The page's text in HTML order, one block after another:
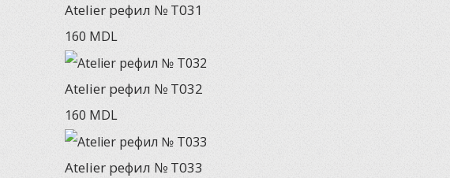
Atelier рефил № T031
160 MDL
Atelier рефил № T032
160 MDL
Atelier рефил № T033